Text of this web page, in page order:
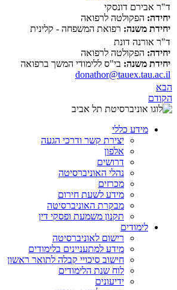
ד"ר אבירם דונסקי
יחידה: הפקולטה לרפואה
יחידת משנה: רפואת המשפחה - קלינית
ד"ר אורנה דונת
יחידה: הפקולטה לרפואה
יחידת משנה: בי"ס ללימודי המשך ברפואה
donathor@tauex.tau.ac.il
הבא
הקודם
מידע כללי
יצירת קשר ודרכי הגעה
אלפון
דרושים
נהלי האוניברסיטה
מכרזים
מידע לשעת חירום
מבקרת האוניברסיטה
תקנון משמעת ופסקי דין
לימודים
רישום לאוניברסיטה
מידע למתעניינים בלימודים
חישוב סיכויי קבלה לתואר ראשון
לוח שנת הלימודים
ידיעונים